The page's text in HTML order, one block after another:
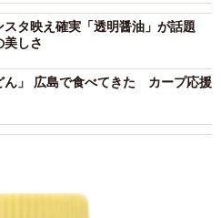
タ映え確実「透明醤油」が話題
美しさ
ん」 広島で食べてきた カープ応援